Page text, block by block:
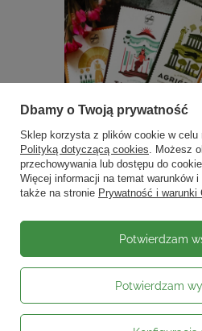
Dbamy o Twoją prywatność
Sklep korzysta z plików cookie w celu
Polityką dotyczącą cookies. Możesz
przechowywania lub dostępu do
Więcej informacji na temat warunków
także na stronie Prywatność i warunki
Potwierdzam
Potwierdzam